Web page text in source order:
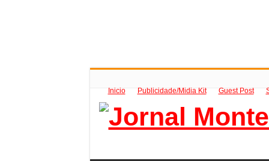
Inicio Publicidade/Midia Kit Guest Post